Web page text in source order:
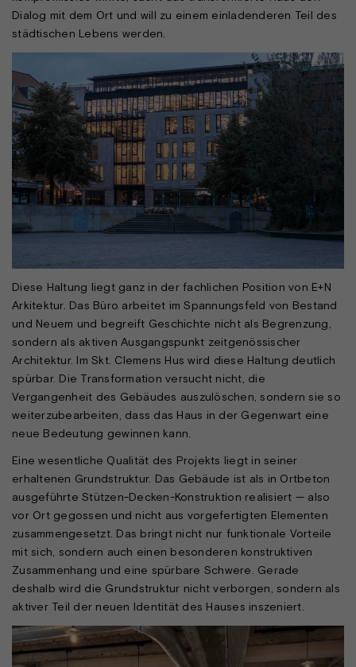
Dialog mit dem Ort und will zu einem einladenderen Teil des
städtischen Lebens werden.
Diese Haltung liegt ganz in der fachlichen Position von E+N
Arkitektur. Das Büro arbeitet im Spannungsfeld von Bestand
und Neuem und begreift Geschichte nicht als Begrenzung,
sondern als aktiven Ausgangspunkt zeitgenössischer
Architektur. Im Skt. Clemens Hus wird diese Haltung deutlich
spürbar. Die Transformation versucht nicht, die
Vergangenheit des Gebäudes auszulöschen, sondern sie so
weiterzubearbeiten, dass das Haus in der Gegenwart eine
neue Bedeutung gewinnen kann.
Eine wesentliche Qualität des Projekts liegt in seiner
erhaltenen Grundstruktur. Das Gebäude ist als in Ortbeton
ausgeführte Stützen-Decken-Konstruktion realisiert — also
vor Ort gegossen und nicht aus vorgefertigten Elementen
zusammengesetzt. Das bringt nicht nur funktionale Vorteile
mit sich, sondern auch einen besonderen konstruktiven
Zusammenhang und eine spürbare Schwere. Gerade
deshalb wird die Grundstruktur nicht verborgen, sondern als
aktiver Teil der neuen Identität des Hauses inszeniert.